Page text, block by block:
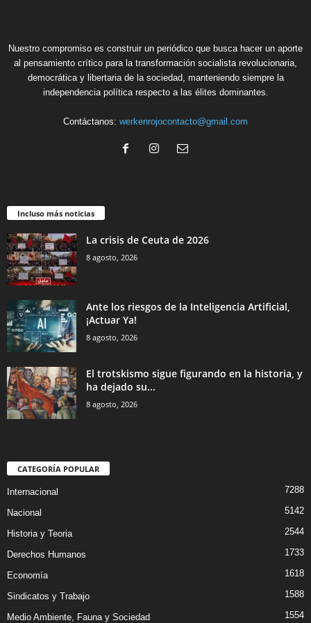
Nuestro compromiso es construir un periódico que busca hacer un aporte
al pensamiento crítico para la transformación socialista revolucionaria,
democrática y libertaria de la sociedad, manteniendo siempre la
independencia política respecto a las élites dominantes.
Contáctanos: werkenrojocontacto@gmail.com
Incluso más noticias
La crisis de Ceuta de 2026
8 agosto, 2026
Ante los riesgos de la Inteligencia Artificial,
¡Actuar Ya!
8 agosto, 2026
El trotskismo sigue figurando en la historia, y
ha dejado su...
8 agosto, 2026
CATEGORÍA POPULAR
Internacional 7288
Nacional 5142
Historia y Teoria 2544
Derechos Humanos 1733
Economía 1618
Sindicatos y Trabajo 1588
Medio Ambiente, Fauna y Sociedad 1554